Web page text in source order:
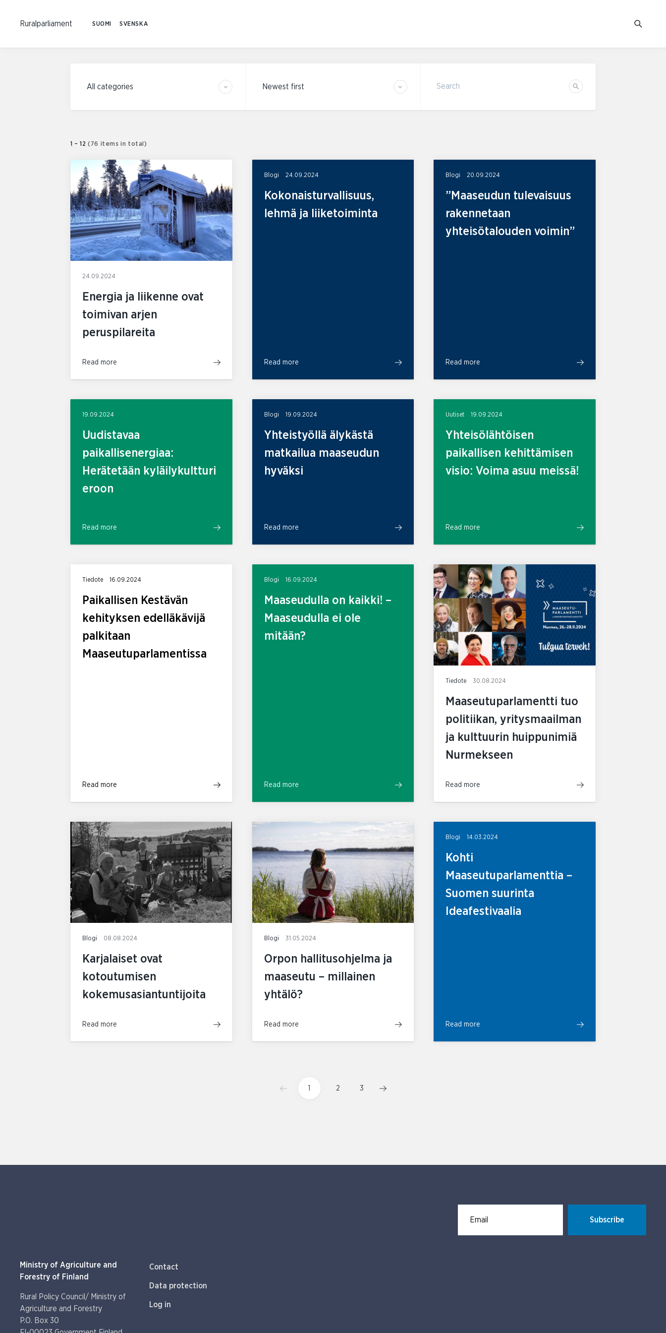
Ruralparliament SUOMI SVENSKA
Search
1 – 12 (76 items in total)
24.09.2024
Energia ja liikenne ovat
toimivan arjen
peruspilareita
Read more
Blogi 24.09.2024
Kokonaisturvallisuus,
lehmä ja liiketoiminta
Read more
Blogi 20.09.2024
”Maaseudun tulevaisuus
rakennetaan
yhteisötalouden voimin”
Read more
19.09.2024
Uudistavaa
paikallisenergiaa:
Herätetään kyläilykultturi
eroon
Read more
Blogi 19.09.2024
Yhteistyöllä älykästä
matkailua maaseudun
hyväksi
Read more
Uutiset 19.09.2024
Yhteisölähtöisen
paikallisen kehittämisen
visio: Voima asuu meissä!
Read more
Tiedote 16.09.2024
Paikallisen Kestävän
kehityksen edelläkävijä
palkitaan
Maaseutuparlamentissa
Read more
Blogi 16.09.2024
Maaseudulla on kaikki! –
Maaseudulla ei ole
mitään?
Read more
Tiedote 30.08.2024
Maaseutuparlamentti tuo
politiikan, yritysmaailman
ja kulttuurin huippunimiä
Nurmekseen
Read more
Blogi 08.08.2024
Karjalaiset ovat
kotoutumisen
kokemusasiantuntijoita
Read more
Blogi 31.05.2024
Orpon hallitusohjelma ja
maaseutu – millainen
yhtälö?
Read more
Blogi 14.03.2024
Kohti
Maaseutuparlamenttia –
Suomen suurinta
Ideafestivaalia
Read more
2 3
Subscribe
Ministry of Agriculture and
Forestry of Finland
Rural Policy Council/ Ministry of
Agriculture and Forestry
P.O. Box 30
Contact
Data protection
Log in